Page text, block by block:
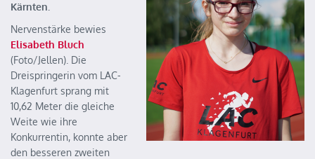
Kärnten.
Nervenstärke bewies
Elisabeth Bluch
(Foto/Jellen). Die
Dreispringerin vom LAC-
Klagenfurt sprang mit
10,62 Meter die gleiche
Weite wie ihre
Konkurrentin, konnte aber
den besseren zweiten